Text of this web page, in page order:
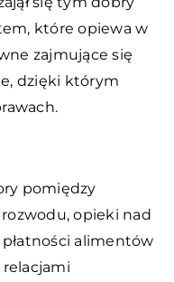
które opiewa w
zajmujące się
dzięki którym
pomiędzy
opieki nad
alimentów